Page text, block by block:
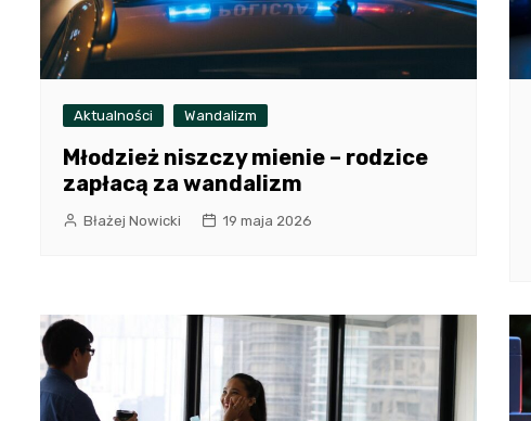
Aktualności Wandalizm
Młodzież niszczy mienie – rodzice
zapłacą za wandalizm
Błażej Nowicki 19 maja 2026